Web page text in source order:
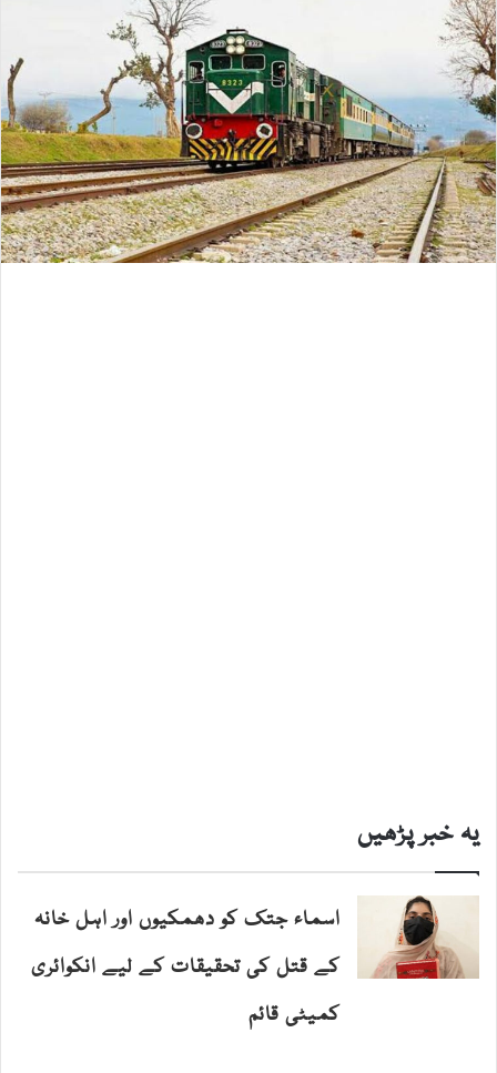
یہ خبر پڑھیں
اسماء جتک کو دھمکیوں اور اہل خانہ
کے قتل کی تحقیقات کے لیے انکوائری
کمیٹی قائم